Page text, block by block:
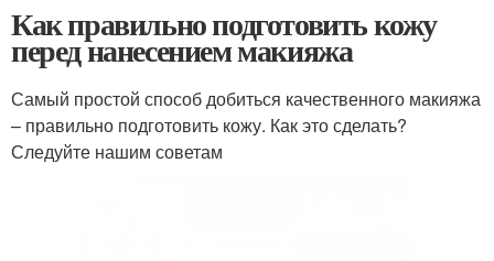
Как правильно подготовить кожу
перед нанесением макияжа
Самый простой способ добиться качественного макияжа
– правильно подготовить кожу. Как это сделать?
Следуйте нашим советам